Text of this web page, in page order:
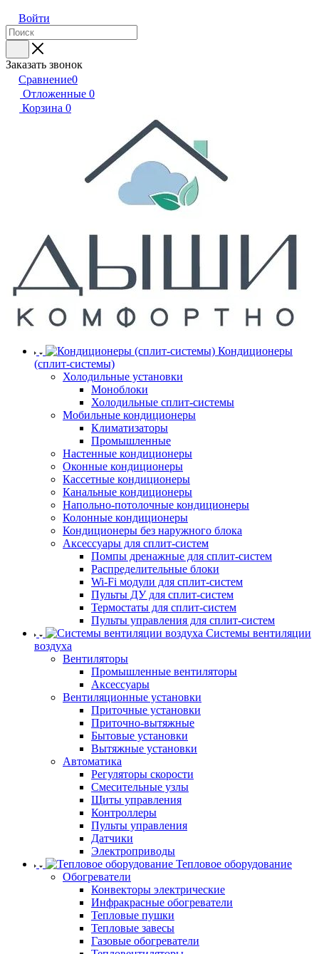
Войти
Заказать звонок
Сравнение0
Отложенные 0
Корзина 0
Кондиционеры
(сплит-системы)
Холодильные установки
Моноблоки
Холодильные сплит-системы
Мобильные кондиционеры
Климатизаторы
Промышленные
Настенные кондиционеры
Оконные кондиционеры
Кассетные кондиционеры
Канальные кондиционеры
Напольно-потолочные кондиционеры
Колонные кондиционеры
Кондиционеры без наружного блока
Аксессуары для сплит-систем
Помпы дренажные для сплит-систем
Распределительные блоки
Wi-Fi модули для сплит-систем
Пульты ДУ для сплит-систем
Термостаты для сплит-систем
Пульты управления для сплит-систем
Системы вентиляции
воздуха
Вентиляторы
Промышленные вентиляторы
Аксессуары
Вентиляционные установки
Приточные установки
Приточно-вытяжные
Бытовые установки
Вытяжные установки
Автоматика
Регуляторы скорости
Смесительные узлы
Щиты управления
Контроллеры
Пульты управления
Датчики
Электроприводы
Тепловое оборудование
Обогреватели
Конвекторы электрические
Инфракрасные обогреватели
Тепловые пушки
Тепловые завесы
Газовые обогреватели